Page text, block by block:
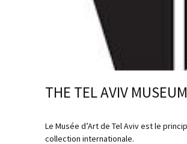
THE TEL AVIV MUSEUM
Le Musée d’Art de Tel Aviv est le
collection internationale.